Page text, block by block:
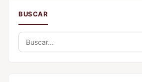
BUSCAR
Buscar: